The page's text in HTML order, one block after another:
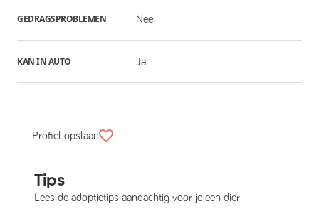
GEDRAGSPROBLEMEN Nee
KAN IN AUTO Ja
Profiel opslaan
Tips
Lees de adoptietips aandachtig voor je een dier